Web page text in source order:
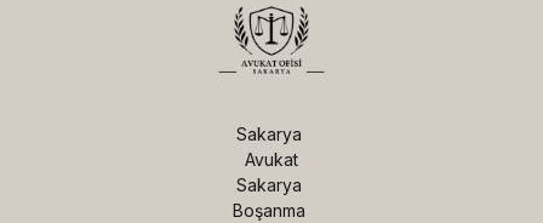
Sakarya
Avukat
Sakarya
Boşanma